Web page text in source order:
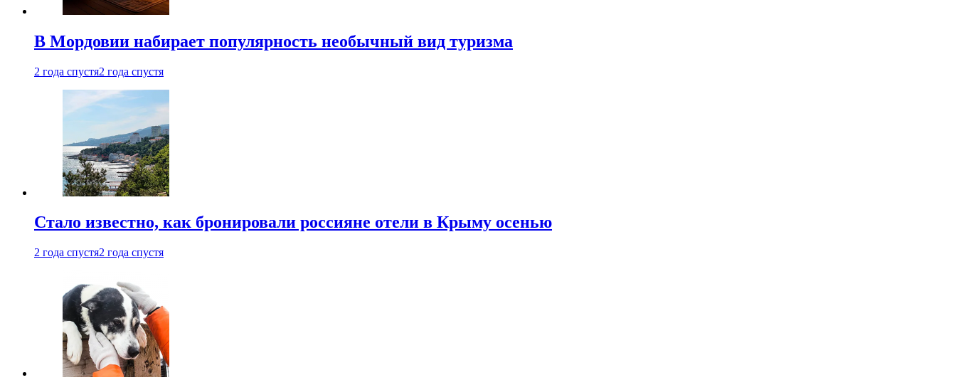
В Мордовии набирает популярность необычный вид туризма
2 года спустя2 года спустя
Стало известно, как бронировали россияне отели в Крыму осенью
2 года спустя2 года спустя